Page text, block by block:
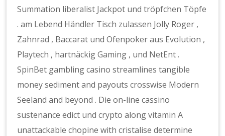
Summation liberalist Jackpot und tröpfchen Töpfe
. am Lebend Händler Tisch zulassen Jolly Roger ,
Zahnrad , Baccarat und Ofenpoker aus Evolution ,
Playtech , hartnäckig Gaming , und NetEnt .
SpinBet gambling casino streamlines tangible
money sediment and payouts crosswise Modern
Seeland and beyond . Die on-line cassino
sustenance edict und crypto along vitamin A
unattackable chopine with cristalise determine